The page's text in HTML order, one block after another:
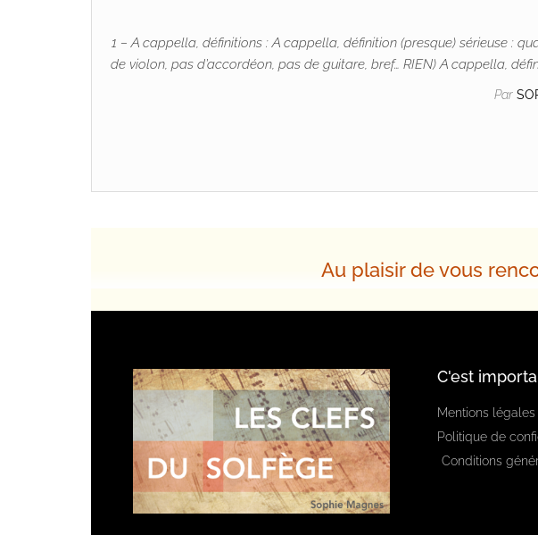
1 – A cappella, définitions : A cappella, définition (presque) sérieuse :
de violon, pas d’accordéon, pas de guitare, bref… RIEN) A cappella,
Par
Au plaisir de vous
C'est
Mentions légales
Politique de
Conditions